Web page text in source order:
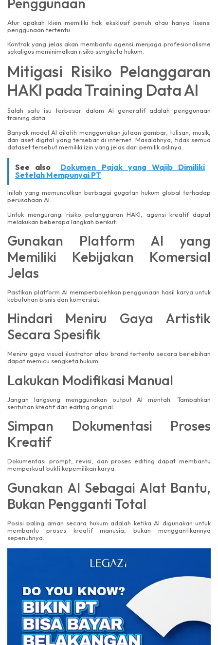
Atur apakah klien memiliki hak eksklusif penuh atau hanya lisensi
penggunaan tertentu.
Kontrak yang jelas akan membantu agensi menjaga profesionalisme
sekaligus meminimalkan risiko sengketa hukum.
Mitigasi Risiko Pelanggaran
HAKI pada Training Data AI
Salah satu isu terbesar dalam AI generatif adalah penggunaan
training data.
Banyak model AI dilatih menggunakan jutaan gambar, tulisan, musik,
dan aset digital yang tersebar di internet. Masalahnya, tidak semua
dataset tersebut memiliki izin yang jelas dari pemilik aslinya.
See also
Dokumen Pajak yang Wajib Dimiliki
Setelah Mempunyai PT
Inilah yang memunculkan berbagai gugatan hukum global terhadap
perusahaan AI.
Untuk mengurangi risiko pelanggaran HAKI, agensi kreatif dapat
melakukan beberapa langkah berikut:
Gunakan Platform AI yang
Memiliki Kebijakan Komersial
Jelas
Pastikan platform AI memperbolehkan penggunaan hasil karya untuk
kebutuhan bisnis dan komersial.
Hindari Meniru Gaya Artistik
Secara Spesifik
Meniru gaya visual ilustrator atau brand tertentu secara berlebihan
dapat memicu sengketa hukum.
Lakukan Modifikasi Manual
Jangan langsung menggunakan output AI mentah. Tambahkan
sentuhan kreatif dan editing original.
Simpan Dokumentasi Proses
Kreatif
Dokumentasi prompt, revisi, dan proses editing dapat membantu
memperkuat bukti kepemilikan karya.
Gunakan AI Sebagai Alat Bantu,
Bukan Pengganti Total
Posisi paling aman secara hukum adalah ketika AI digunakan untuk
membantu proses kreatif manusia, bukan menggantikannya
sepenuhnya.